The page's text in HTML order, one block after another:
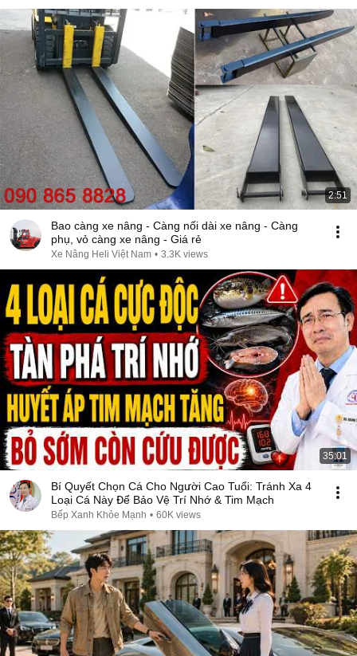
2:51
Bao càng xe nâng - Càng nối dài xe nâng - Càng
phụ, vỏ càng xe nâng - Giá rẻ
Xe Nâng Heli Việt Nam • 3.3K views
35:01
Bí Quyết Chọn Cá Cho Người Cao Tuổi: Tránh Xa 4
Loại Cá Này Để Bảo Vệ Trí Nhớ & Tim Mạch
Bếp Xanh Khỏe Mạnh • 60K views